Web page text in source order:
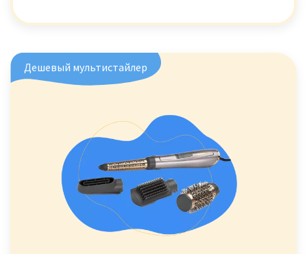
Дешевый мультистайлер